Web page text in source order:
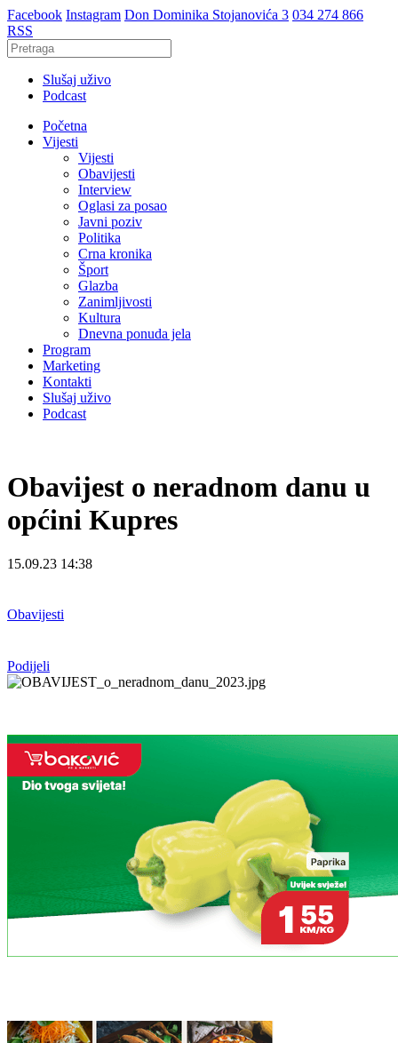
Facebook Instagram Don Dominika Stojanovića 3 034 274 866
RSS
Slušaj uživo
Podcast
Početna
Vijesti
Vijesti
Obavijesti
Interview
Oglasi za posao
Javni poziv
Politika
Crna kronika
Šport
Glazba
Zanimljivosti
Kultura
Dnevna ponuda jela
Program
Marketing
Kontakti
Slušaj uživo
Podcast
Obavijest o neradnom danu u
općini Kupres
15.09.23 14:38
Obavijesti
Podijeli